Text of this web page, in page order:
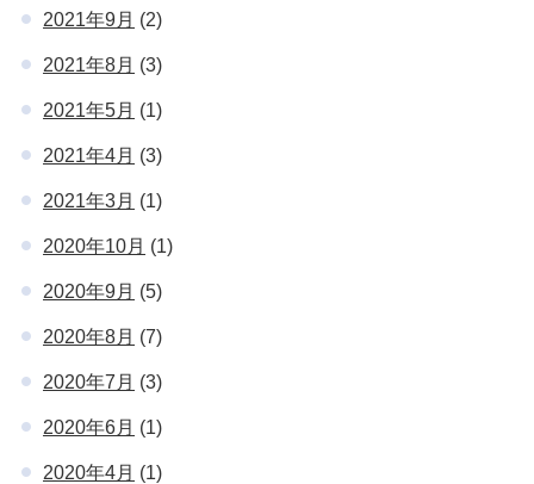
2021年9月 (2)
2021年8月 (3)
2021年5月 (1)
2021年4月 (3)
2021年3月 (1)
2020年10月 (1)
2020年9月 (5)
2020年8月 (7)
2020年7月 (3)
2020年6月 (1)
2020年4月 (1)